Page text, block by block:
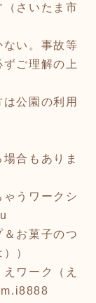
さいたま市
い。事故等
ご理解の上
公園の利用
合もありま
うワークシ
お菓子のつ
）
ワーク（え